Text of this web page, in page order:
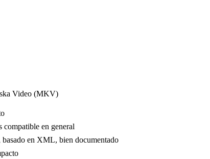
Video (MKV)
compatible en general
basado en XML, bien documentado